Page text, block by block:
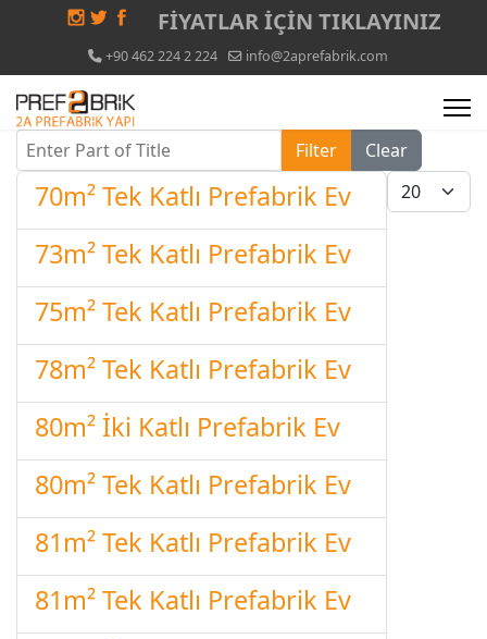
FİYATLAR İÇİN TIKLAYINIZ
+90 462 224 2 224 info@2aprefabrik.com
Enter Part of Title Filter
Clear
Display #
70m² Tek Katlı Prefabrik Ev
73m² Tek Katlı Prefabrik Ev
75m² Tek Katlı Prefabrik Ev
78m² Tek Katlı Prefabrik Ev
80m² İki Katlı Prefabrik Ev
80m² Tek Katlı Prefabrik Ev
81m² Tek Katlı Prefabrik Ev
81m² Tek Katlı Prefabrik Ev